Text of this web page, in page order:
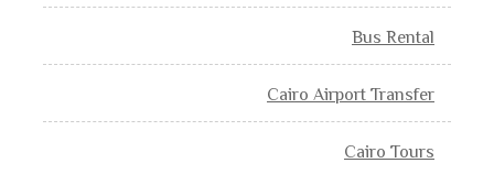
Bus Rental
Cairo Airport Transfer
Cairo Tours